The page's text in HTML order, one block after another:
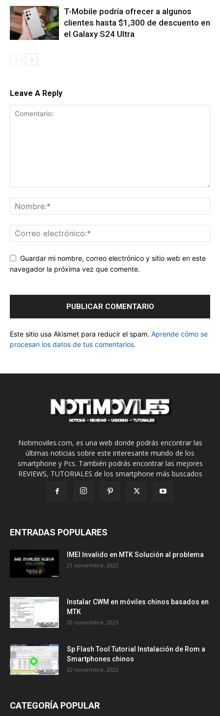
T-Mobile podría ofrecer a algunos
clientes hasta $1,300 de descuento en
el Galaxy S24 Ultra
Leave A Reply
Guardar mi nombre, correo electrónico y sitio web en este
navegador la próxima vez que comente.
Este sitio usa Akismet para reducir el spam. Aprende cómo se
procesan los datos de tus comentarios.
Notimoviles.com, es una web donde podrás encontrar las
últimas noticias sobre este interesante mundo de los
smartphone y Pcs. También podrás encontrar las mejores
REVIEWS, TUTORIALES de los smartphone más buscados
ENTRADAS POPULARES
IMEI Invalido en MTK Solución al problema
21 noviembre, 2023
Instalar CWM en móviles chinos basados en
MTK
20 noviembre, 2023
Sp Flash Tool Tutorial Instalación de Rom a
Smartphones chinos
22 noviembre, 2023
CATEGORÍA POPULAR